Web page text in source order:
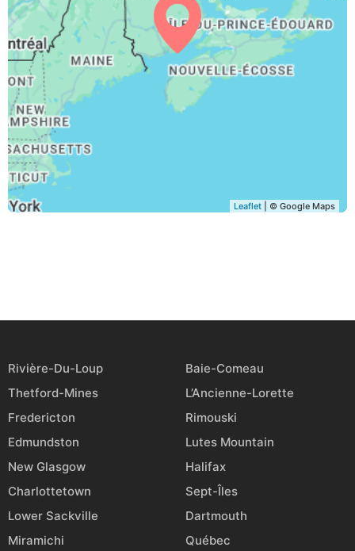
Leaflet | © Google Maps
Rivière-Du-Loup
Baie-Comeau
Thetford-Mines
L’Ancienne-Lorette
Fredericton
Rimouski
Edmundston
Lutes Mountain
New Glasgow
Halifax
Charlottetown
Sept-Îles
Lower Sackville
Dartmouth
Miramichi
Québec